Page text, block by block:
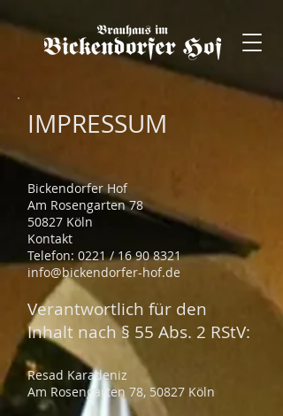
IMPRESSUM
Bickendorfer Hof
Am Rosengarten 78
50827 Köln
Kontakt
Telefon: 0221 / 16 90 8321
info@bickendorfer-hof.de
Verantwortlich für den
Inhalt nach § 55 Abs. 2 RStV:
Resad Karadeniz
Am Rosengarten 78, 50827 Köln